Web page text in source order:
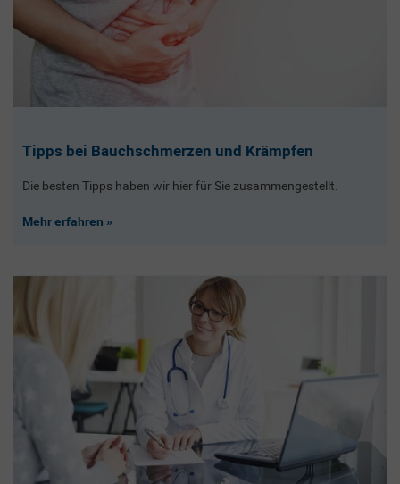
Tipps bei Bauchschmerzen und Krämpfen
Die besten Tipps haben wir hier für Sie zusammengestellt.
Mehr erfahren